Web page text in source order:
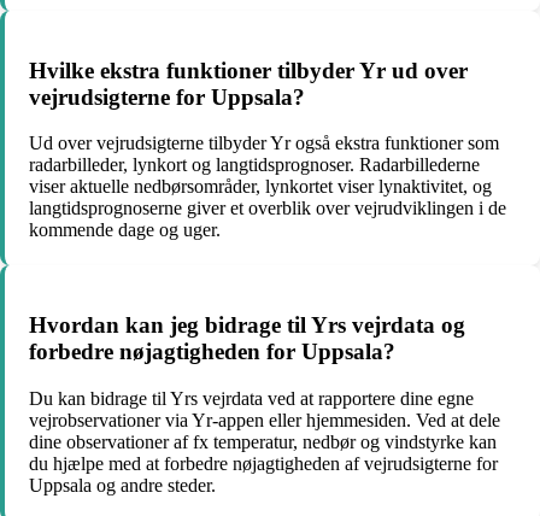
Hvilke ekstra funktioner tilbyder Yr ud over
vejrudsigterne for Uppsala?
Ud over vejrudsigterne tilbyder Yr også ekstra funktioner som
radarbilleder, lynkort og langtidsprognoser. Radarbillederne
viser aktuelle nedbørsområder, lynkortet viser lynaktivitet, og
langtidsprognoserne giver et overblik over vejrudviklingen i de
kommende dage og uger.
Hvordan kan jeg bidrage til Yrs vejrdata og
forbedre nøjagtigheden for Uppsala?
Du kan bidrage til Yrs vejrdata ved at rapportere dine egne
vejrobservationer via Yr-appen eller hjemmesiden. Ved at dele
dine observationer af fx temperatur, nedbør og vindstyrke kan
du hjælpe med at forbedre nøjagtigheden af vejrudsigterne for
Uppsala og andre steder.